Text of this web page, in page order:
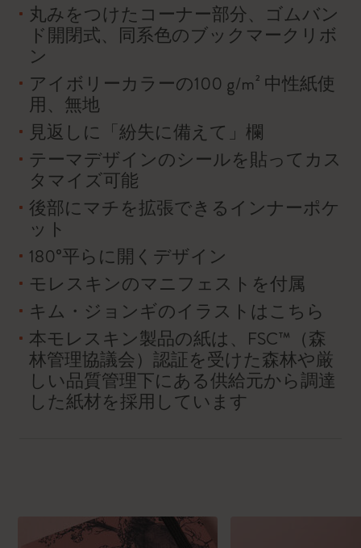
丸みをつけたコーナー部分、ゴムバン
ド開閉式、同系色のブックマークリボ
ン
アイボリーカラーの100 g/m² 中性紙使
用、無地
見返しに「紛失に備えて」欄
テーマデザインのシールを貼ってカス
タマイズ可能
後部にマチを拡張できるインナーポケ
ット
180°平らに開くデザイン
モレスキンのマニフェストを付属
キム・ジョンギのイラストはこちら
本モレスキン製品の紙は、FSC™（森
林管理協議会）認証を受けた森林や厳
しい品質管理下にある供給元から調達
した紙材を採用しています